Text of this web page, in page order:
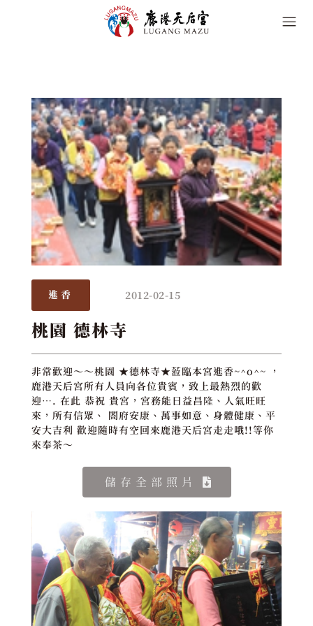
進香 2012-02-15
桃園 德林寺
非常歡迎～～桃園 ★德林寺★蒞臨本宮進香~^o^~ ，
鹿港天后宮所有人員向各位貴賓，致上最熱烈的歡
迎…. 在此 恭祝 貴宮，宮務能日益昌隆、人氣旺旺
來，所有信眾、 閤府安康、萬事如意、身體健康、平
安大吉利 歡迎隨時有空回來鹿港天后宮走走哦!!等你
來奉茶～
儲存全部照片